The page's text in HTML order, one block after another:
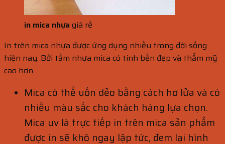
in mica nhựa giá rẻ
In trên mica nhựa được ứng dụng nhiều trong đời sống
hiện nay. Bởi tấm nhựa mica có tính bền đẹp và thẩm mỹ
cao hơn
Mica có thể uốn dẻo bằng cách hơ lửa và có
nhiều màu sắc cho khách hàng lựa chọn.
Mica uv là trực tiếp in trên mica sản phẩm
được in sẽ khô ngay lập tức, đem lại hình